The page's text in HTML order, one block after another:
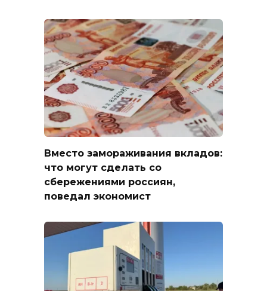
Вместо замораживания вкладов:
что могут сделать со
сбережениями россиян,
поведал экономист